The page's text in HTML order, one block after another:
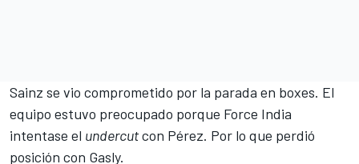
Sainz se vio comprometido por la parada en boxes. El
equipo estuvo preocupado porque Force India
intentase el undercutcon Pérez. Por lo que perdió
posición con Gasly.